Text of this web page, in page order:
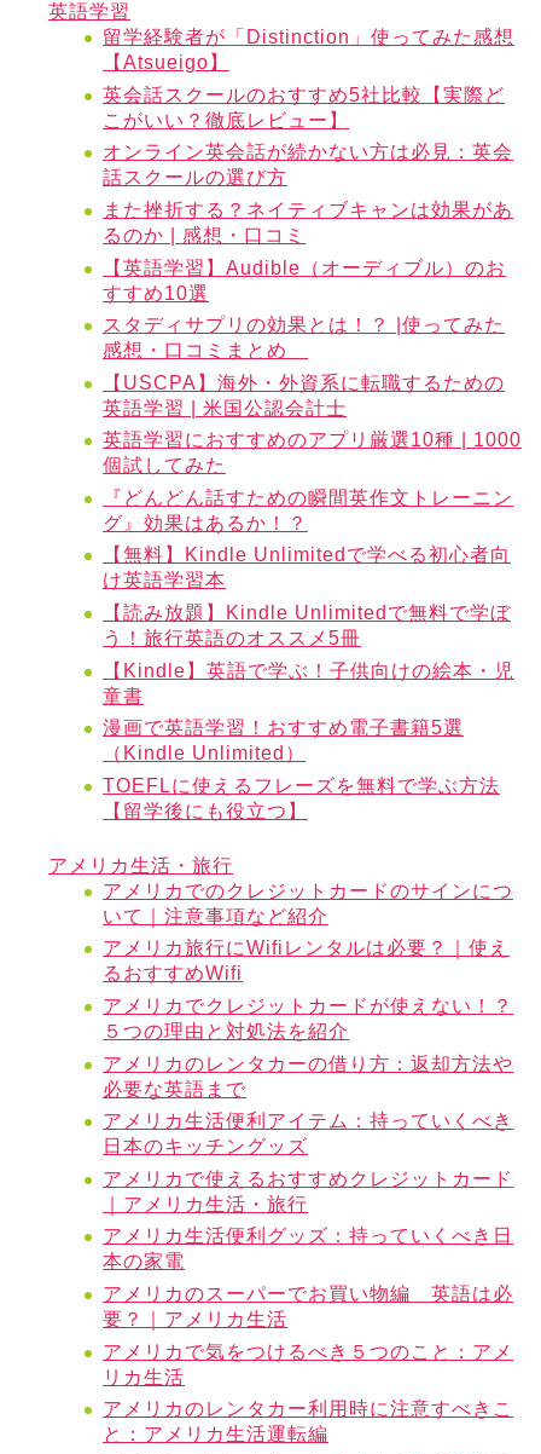
英語学習
留学経験者が「Distinction」使ってみた感想
【Atsueigo】
英会話スクールのおすすめ5社比較【実際ど
こがいい？徹底レビュー】
オンライン英会話が続かない方は必見：英会
話スクールの選び方
また挫折する？ネイティブキャンは効果があ
るのか | 感想・口コミ
【英語学習】Audible（オーディブル）のお
すすめ10選
スタディサプリの効果とは！？ |使ってみた
感想・口コミまとめ
【USCPA】海外・外資系に転職するための
英語学習 | 米国公認会計士
英語学習におすすめのアプリ厳選10種 | 1000
個試してみた
『どんどん話すための瞬間英作文トレーニン
グ』効果はあるか！？
【無料】Kindle Unlimitedで学べる初心者向
け英語学習本
【読み放題】Kindle Unlimitedで無料で学ぼ
う！旅行英語のオススメ5冊
【Kindle】英語で学ぶ！子供向けの絵本・児
童書
漫画で英語学習！おすすめ電子書籍5選
（Kindle Unlimited）
TOEFLに使えるフレーズを無料で学ぶ方法
【留学後にも役立つ】
アメリカ生活・旅行
アメリカでのクレジットカードのサインにつ
いて｜注意事項など紹介
アメリカ旅行にWifiレンタルは必要？｜使え
るおすすめWifi
アメリカでクレジットカードが使えない！？
５つの理由と対処法を紹介
アメリカのレンタカーの借り方：返却方法や
必要な英語まで
アメリカ生活便利アイテム：持っていくべき
日本のキッチングッズ
アメリカで使えるおすすめクレジットカード
｜アメリカ生活・旅行
アメリカ生活便利グッズ：持っていくべき日
本の家電
アメリカのスーパーでお買い物編 英語は必
要？｜アメリカ生活
アメリカで気をつけるべき５つのこと：アメ
リカ生活
アメリカのレンタカー利用時に注意すべきこ
と：アメリカ生活運転編